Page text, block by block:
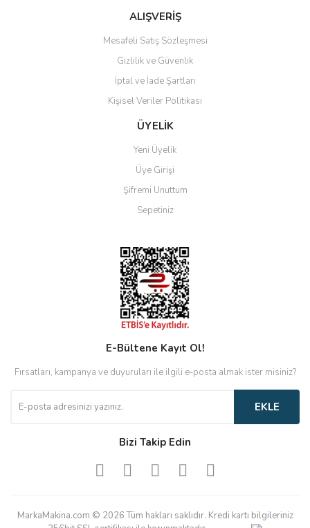
ALIŞVERİŞ
Mesafeli Satış Sözleşmesi
Gizlilik ve Güvenlik
İptal ve İade Şartları
Kişisel Veriler Politikası
ÜYELİK
Yeni Üyelik
Üye Girişi
Şifremi Unuttum
Sepetiniz
E-Bültene Kayıt Ol!
Fırsatları, kampanya ve duyuruları ile ilgili e-posta almak ister misiniz?
EKLE
Bizi Takip Edin
MarkaMakina.com © 2026 Tüm hakları saklıdır. Kredi kartı bilgileriniz